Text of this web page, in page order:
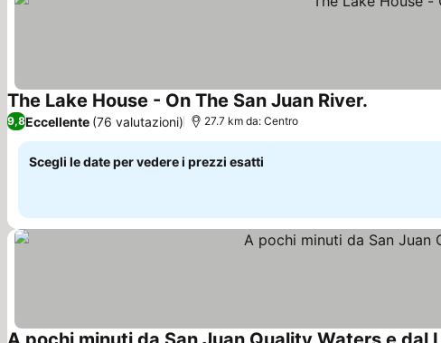
The Lake House - On The San Juan River.
9,8Eccellente (76 valutazioni) 27.7 km da: Centro
Scegli le date per vedere i prezzi esatti